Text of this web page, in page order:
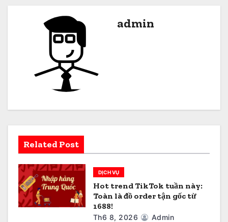
à
i
v
i
admin
Related Post
DỊCH VỤ
Hot trend TikTok tuần này:
Toàn là đồ order tận gốc từ
1688!
Th6 8, 2026 Admin